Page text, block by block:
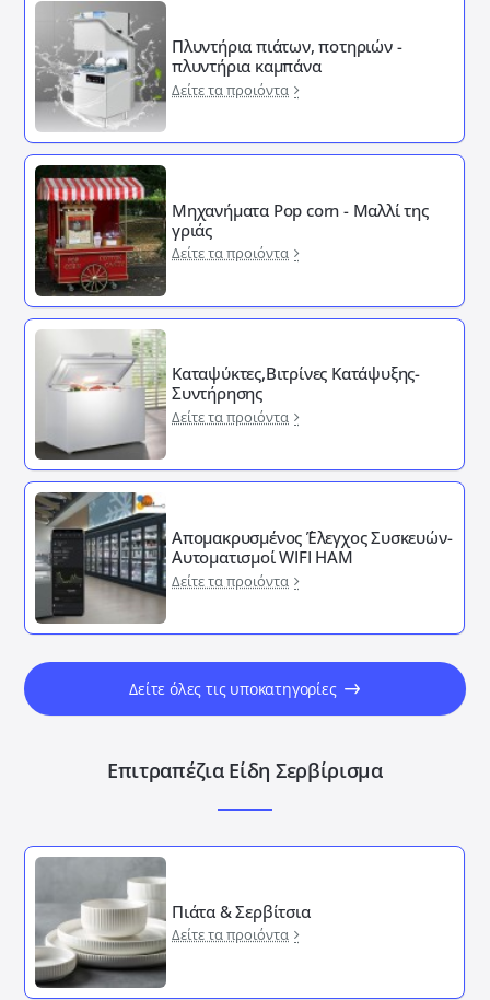
Πλυντήρια πιάτων, ποτηριών -
πλυντήρια καμπάνα
Δείτε τα προιόντα
Μηχανήματα Pop corn - Μαλλί της
γριάς
Δείτε τα προιόντα
Καταψύκτες,Βιτρίνες Κατάψυξης-
Συντήρησης
Δείτε τα προιόντα
Απομακρυσμένος ΄Έλεγχος Συσκευών-
Αυτοματισμοί WIFI HAM
Δείτε τα προιόντα
Δείτε όλες τις υποκατηγορίες
Επιτραπέζια Είδη Σερβίρισμα
Πιάτα & Σερβίτσια
Δείτε τα προιόντα